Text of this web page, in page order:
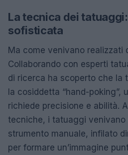
La tecnica dei tatuaggi:
sofisticata
Ma come venivano realizzati
Collaborando con esperti
di ricerca ha scoperto che la
la cosiddetta “hand-poking”,
richiede precisione e abilità.
tecniche, i tatuaggi venivano
strumento manuale, infilato
per formare un’immagine